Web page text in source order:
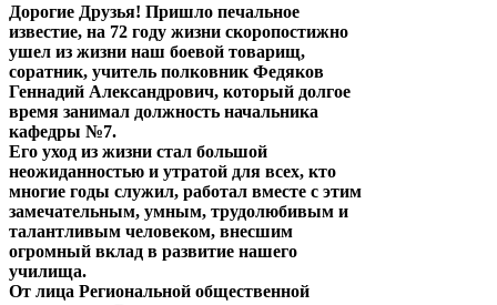
Дорогие Друзья! Пришло печальное
известие, на 72 году жизни скоропостижно
ушел из жизни наш боевой товарищ,
соратник, учитель полковник Федяков
Геннадий Александрович, который долгое
время занимал должность начальника
кафедры №7.
Его уход из жизни стал большой
неожиданностью и утратой для всех, кто
многие годы служил, работал вместе с этим
замечательным, умным, трудолюбивым и
талантливым человеком, внесшим
огромный вклад в развитие нашего
училища.
От лица Региональной общественной